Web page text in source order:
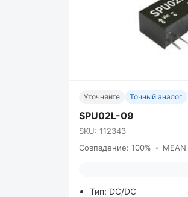
Уточняйте Точный аналог
SPU02L-09
SKU: 112343
Совпадение: 100% • MEAN
Тип: DC/DC